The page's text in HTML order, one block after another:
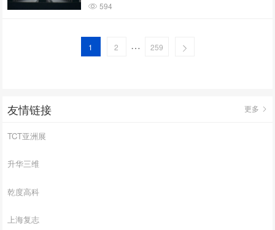
594
1 2 … 259
友情链接 更多
TCT亚洲展
升华三维
乾度高科
上海复志